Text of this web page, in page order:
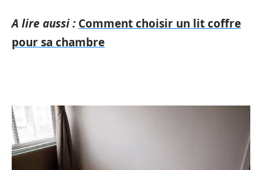
A lire aussi : Comment choisir un lit coffre
pour sa chambre